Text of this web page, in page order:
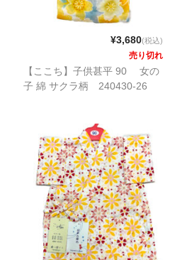
¥3,680(税込)
売り切れ
【ここち】子供甚平 90 女の
子 綿 サクラ柄 240430-26